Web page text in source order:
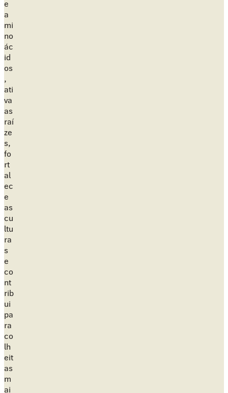
e
a
mi
no
ác
id
os
,
ati
va
as
raí
ze
s,
fo
rt
al
ec
e
as
cu
ltu
ra
s
e
co
nt
rib
ui
pa
ra
co
lh
eit
as
m
ai